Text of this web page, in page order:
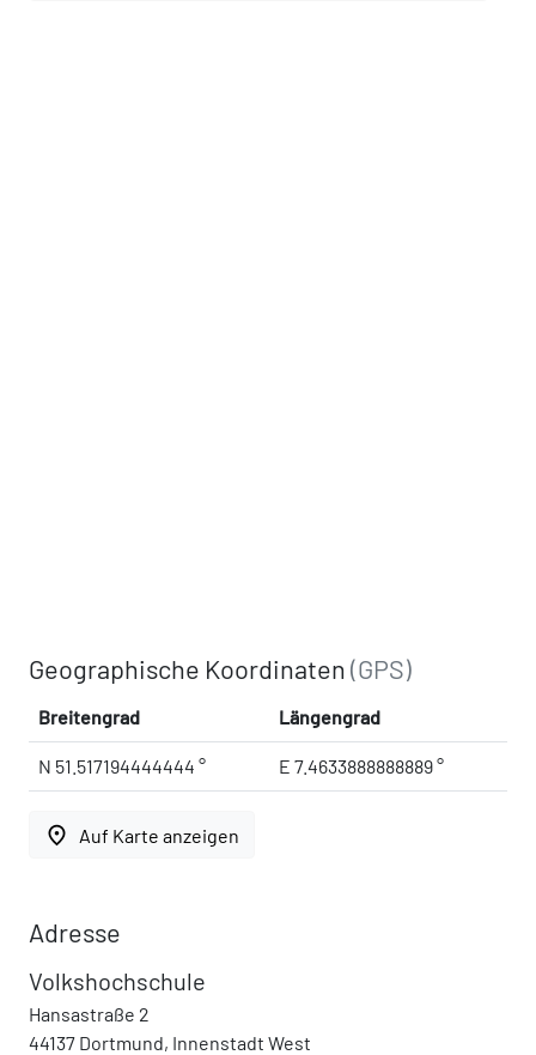
Geographische Koordinaten(GPS)
Breitengrad Längengrad
N 51.517194444444 ° E 7.4633888888889 °
place Auf Karte anzeigen
Adresse
Volkshochschule
Hansastraße 2
44137 Dortmund, Innenstadt West